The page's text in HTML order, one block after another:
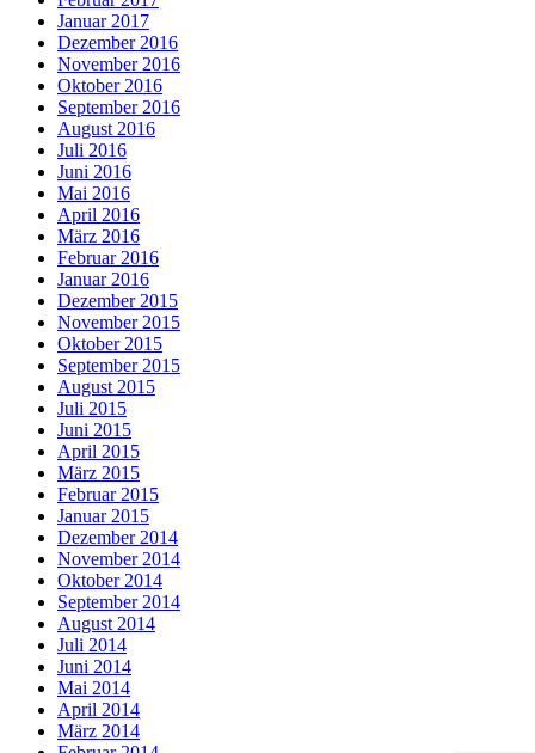
Januar 2017
Dezember 2016
November 2016
Oktober 2016
September 2016
August 2016
Juli 2016
Juni 2016
Mai 2016
April 2016
März 2016
Februar 2016
Januar 2016
Dezember 2015
November 2015
Oktober 2015
September 2015
August 2015
Juli 2015
Juni 2015
April 2015
März 2015
Februar 2015
Januar 2015
Dezember 2014
November 2014
Oktober 2014
September 2014
August 2014
Juli 2014
Juni 2014
Mai 2014
April 2014
März 2014